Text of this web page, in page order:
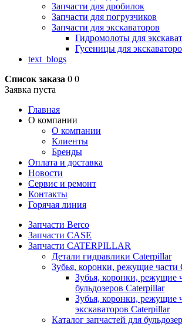
Запчасти для дробилок
Запчасти для погрузчиков
Запчасти для экскаваторов
Гидромолоты для
Гусеницы для
text_blogs
Список заказа 0 0
Заявка пуста
Главная
О компании
О компании
Клиенты
Бренды
Оплата и доставка
Новости
Сервис и ремонт
Контакты
Горячая линия
Запчасти Berco
Запчасти CASE
Запчасти CATERPILLAR
Детали гидравлики Caterpillar
Зубья, коронки, режущие части
Зубья, коронки, режущие
бульдозеров Caterpillar
Зубья, коронки, режущие
экскаваторов Caterpillar
Каталог запчастей для